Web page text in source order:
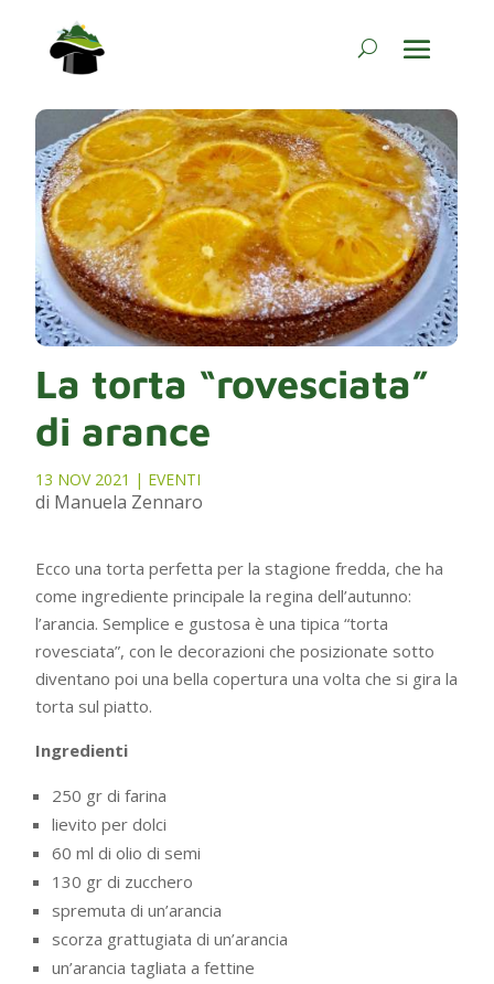
La torta “rovesciata”
di arance
13 NOV 2021 | EVENTI
di Manuela Zennaro
Ecco una torta perfetta per la stagione fredda, che ha
come ingrediente principale la regina dell’autunno:
l’arancia. Semplice e gustosa è una tipica “torta
rovesciata”, con le decorazioni che posizionate sotto
diventano poi una bella copertura una volta che si gira la
torta sul piatto.
Ingredienti
250 gr di farina
lievito per dolci
60 ml di olio di semi
130 gr di zucchero
spremuta di un’arancia
scorza grattugiata di un’arancia
un’arancia tagliata a fettine